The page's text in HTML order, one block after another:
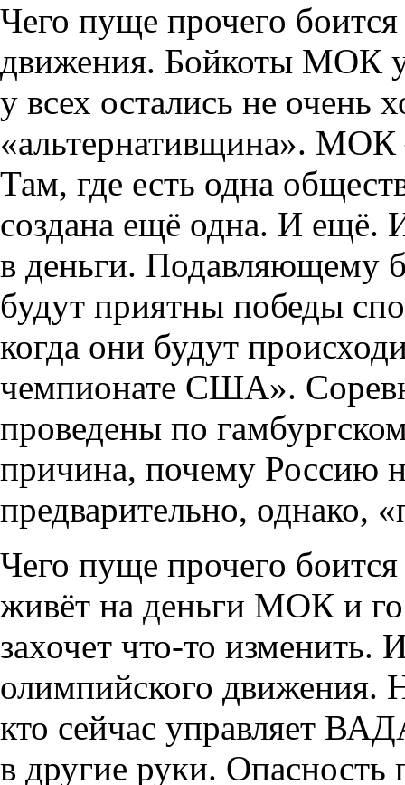
Чего пуще прочего
движения. Бойкоты МОК
у всех остались не
«альтернативщина». МОК
Там, где есть одна
создана ещё одна. И ещё.
в деньги. Подавляющему
будут приятны победы
когда они будут
чемпионате США».
проведены по
причина, почему Россию
предварительно, однако,
Чего пуще прочего
живёт на деньги МОК и
захочет что-то изменить.
олимпийского движения.
кто сейчас управляет
в другие руки. Опасность